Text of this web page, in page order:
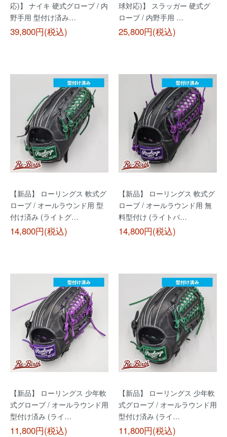
応)】 ナイキ 硬式グローブ / 内
野手用 型付け済み…
39,800円(税込)
球対応)】 スラッガー 硬式グ
ローブ / 内野手用 …
25,800円(税込)
【新品】 ローリングス 軟式グ
ローブ / オールラウンド用 型
付け済み (ライトグ…
14,800円(税込)
【新品】 ローリングス 軟式グ
ローブ / オールラウンド用 無
料型付け (ライトパ…
14,800円(税込)
【新品】 ローリングス 少年軟
式グローブ / オールラウンド用
型付け済み (ライ…
11,800円(税込)
【新品】 ローリングス 少年軟
式グローブ / オールラウンド用
型付け済み (ライ…
11,800円(税込)